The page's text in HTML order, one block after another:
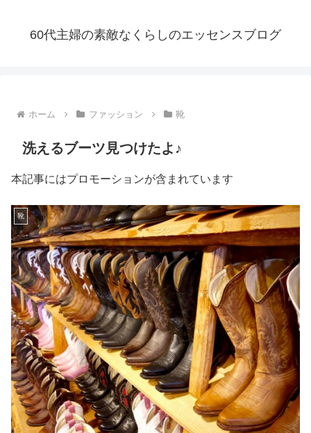
60代主婦の素敵なくらしのエッセンスブログ
ホーム ファッション 靴
洗えるブーツ見つけたよ♪
本記事にはプロモーションが含まれています
靴